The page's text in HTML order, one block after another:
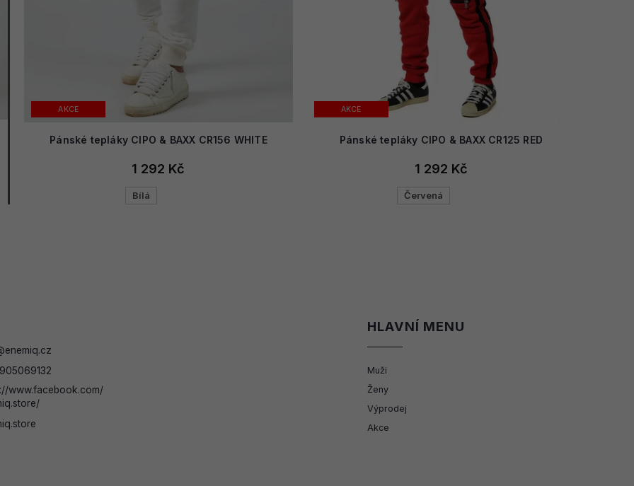
AKCE
Pánské tepláky CIPO & BAXX CR156 WHITE
1 292 Kč
Bílá
AKCE
Pánské tepláky CIPO & BAXX CR125 RED
1 292 Kč
Červená
enemiq.cz
www.facebook.com/
HLAVNÍ MENU
Muži
Ženy
Výprodej
Akce